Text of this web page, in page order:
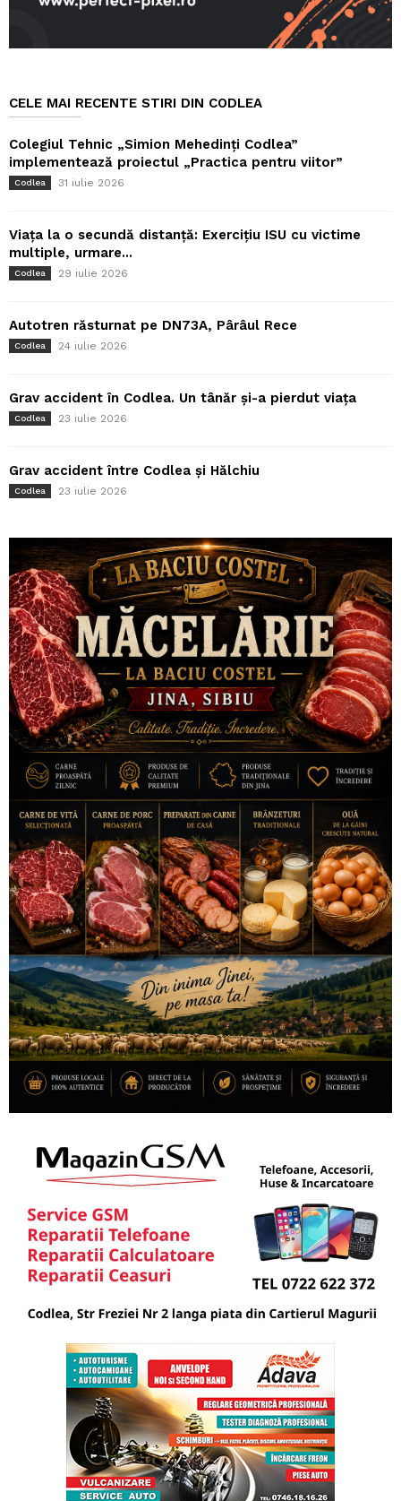
CELE MAI RECENTE STIRI DIN CODLEA
Colegiul Tehnic „Simion Mehedinți Codlea”
implementează proiectul „Practica pentru viitor”
Codlea 31 iulie 2026
Viața la o secundă distanță: Exercițiu ISU cu victime
multiple, urmare...
Codlea 29 iulie 2026
Autotren răsturnat pe DN73A, Pârâul Rece
Codlea 24 iulie 2026
Grav accident în Codlea. Un tânăr și-a pierdut viața
Codlea 23 iulie 2026
Grav accident între Codlea și Hălchiu
Codlea 23 iulie 2026